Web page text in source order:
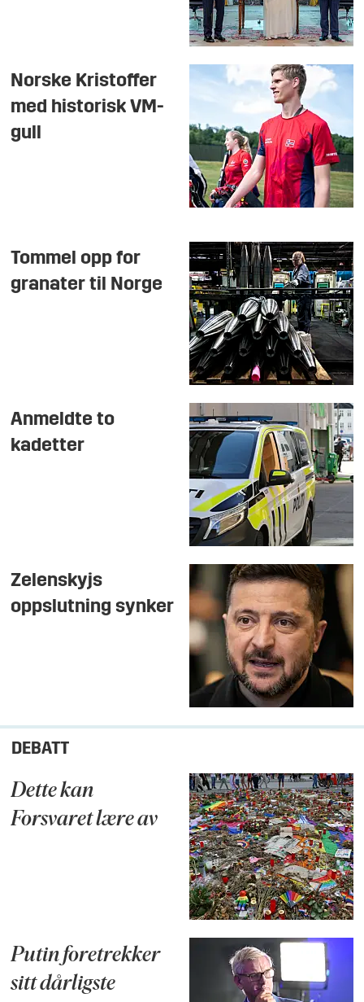
Norske Kristoffer
med historisk VM-
gull
Tommel opp for
granater til Norge
Anmeldte to
kadetter
Zelenskyjs
oppslutning synker
DEBATT
Dette kan
Forsvaret lære av
Putin foretrekker
sitt dårligste